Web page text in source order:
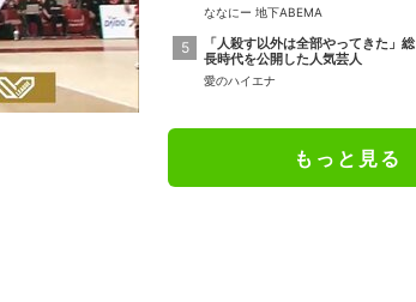
ななにー 地下ABEMA
「人殺す以外は全部やってきた」総
長時代を公開した人気芸人
愛のハイエナ
もっと見る